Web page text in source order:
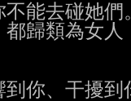
能去碰她
歸類為女人
你、干擾到